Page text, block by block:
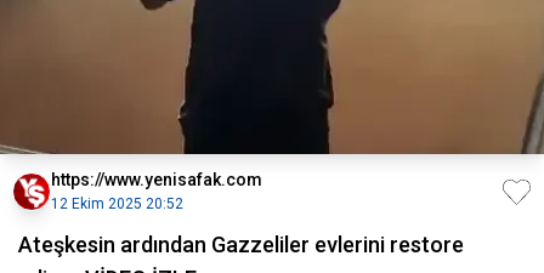
https://www.yenisafak.com
12 Ekim 2025 20:52
Ateşkesin ardından Gazzeliler evlerini restore